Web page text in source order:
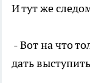
И тут же
- Вот на что
дать